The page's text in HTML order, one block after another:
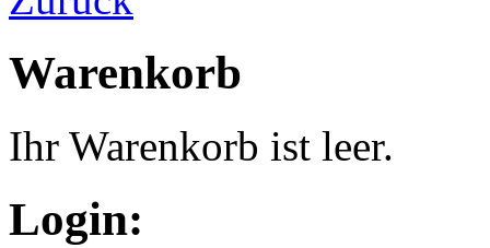
Warenkorb
Ihr Warenkorb ist leer.
Login: